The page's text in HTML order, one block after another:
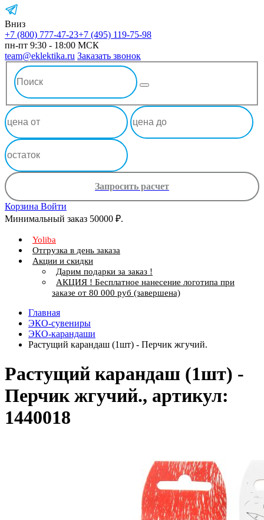
Вниз
+7 (800) 777-47-23+7 (495) 119-75-98
пн-пт 9:30 - 18:00 МСК
team@eklektika.ru Заказать звонок
Запросить расчет
Корзина Войти
Минимальный заказ 50000 ₽.
Yoliba
Отгрузка в день заказа
Акции и скидки
Дарим подарки за заказ !
АКЦИЯ ! Бесплатное нанесение логотипа при
заказе от 80 000 руб (завершена)
Главная
ЭКО-сувениры
ЭКО-карандаши
Растущий карандаш (1шт) - Перчик жгучий.
Растущий карандаш (1шт) -
Перчик жгучий., артикул:
1440018